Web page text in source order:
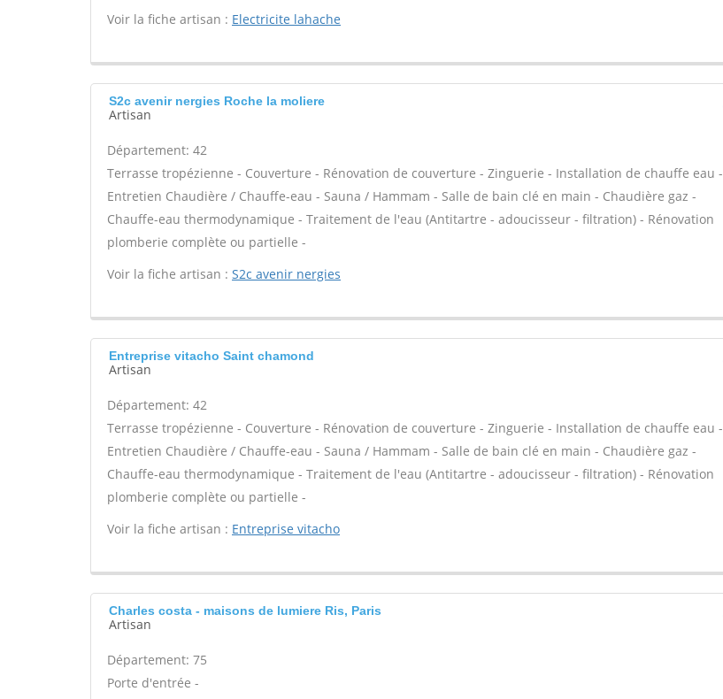
Voir la fiche artisan : Electricite lahache
S2c avenir nergies Roche la moliere
Artisan
Département: 42
Terrasse tropézienne - Couverture - Rénovation de couverture - Zinguerie - Installation de chauffe eau -
Entretien Chaudière / Chauffe-eau - Sauna / Hammam - Salle de bain clé en main - Chaudière gaz -
Chauffe-eau thermodynamique - Traitement de l'eau (Antitartre - adoucisseur - filtration) - Rénovation
plomberie complète ou partielle -
Voir la fiche artisan : S2c avenir nergies
Entreprise vitacho Saint chamond
Artisan
Département: 42
Terrasse tropézienne - Couverture - Rénovation de couverture - Zinguerie - Installation de chauffe eau -
Entretien Chaudière / Chauffe-eau - Sauna / Hammam - Salle de bain clé en main - Chaudière gaz -
Chauffe-eau thermodynamique - Traitement de l'eau (Antitartre - adoucisseur - filtration) - Rénovation
plomberie complète ou partielle -
Voir la fiche artisan : Entreprise vitacho
Charles costa - maisons de lumiere Ris, Paris
Artisan
Département: 75
Porte d'entrée -